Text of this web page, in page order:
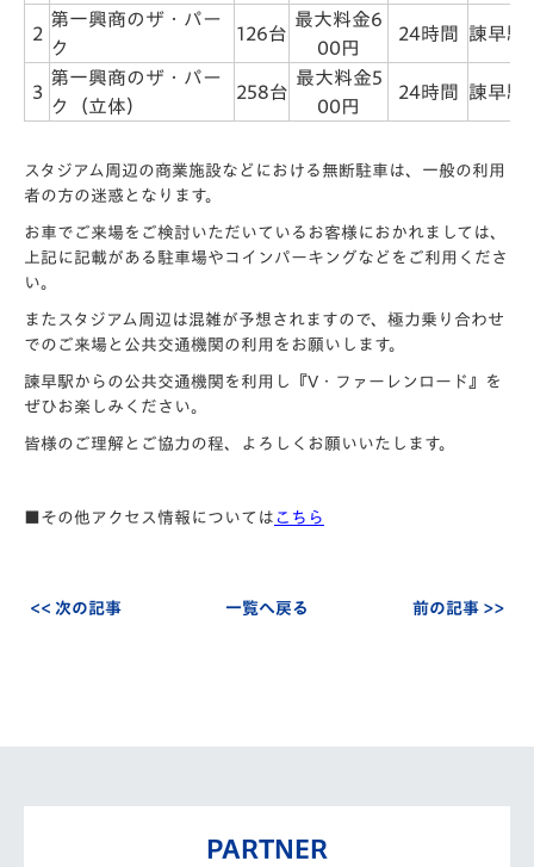
2
第一興商のザ・パー
ク
126台
最大料金6
00円
24時間 諫早駅
3
第一興商のザ・パー
ク（立体）
258台
最大料金5
00円
24時間 諫早駅
スタジアム周辺の商業施設などにおける無断駐車は、一般の利用
者の方の迷惑となります。
お車でご来場をご検討いただいているお客様におかれましては、
上記に記載がある駐車場やコインパーキングなどをご利用くださ
い。
またスタジアム周辺は混雑が予想されますので、極力乗り合わせ
でのご来場と公共交通機関の利用をお願いします。
諫早駅からの公共交通機関を利用し『V・ファーレンロード』を
ぜひお楽しみください。
皆様のご理解とご協力の程、よろしくお願いいたします。
■その他アクセス情報については こちら
<< 次の記事 一覧へ戻る 前の記事 >>
PARTNER